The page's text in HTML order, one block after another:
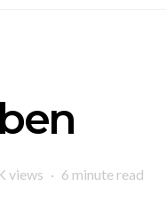
views 6 minute read